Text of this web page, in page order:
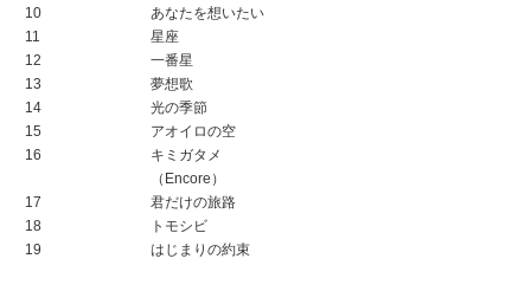
10
あなたを想いたい
11
星座
12
一番星
13
夢想歌
14
光の季節
15
アオイロの空
16
キミガタメ
（Encore）
17
君だけの旅路
18
トモシビ
19
はじまりの約束